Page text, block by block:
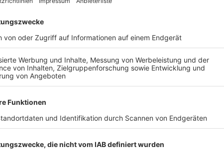
BFV-Widget generieren
Widget auf Ihre Website?
Ganz einfach mit den BFV-
Widgets.
mannschaftsübergreifend
als PDF öffnen.